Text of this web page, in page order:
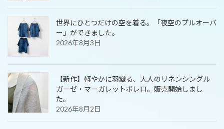
世界にひとつだけの空を着る。「夜空のプルオーバ
ー」ができました。
2026年8月3日
【新作】軽やかに羽織る、大人のリネンシングル
ガーゼ・マーガレットボレロ。販売開始しまし
た。
2026年8月2日